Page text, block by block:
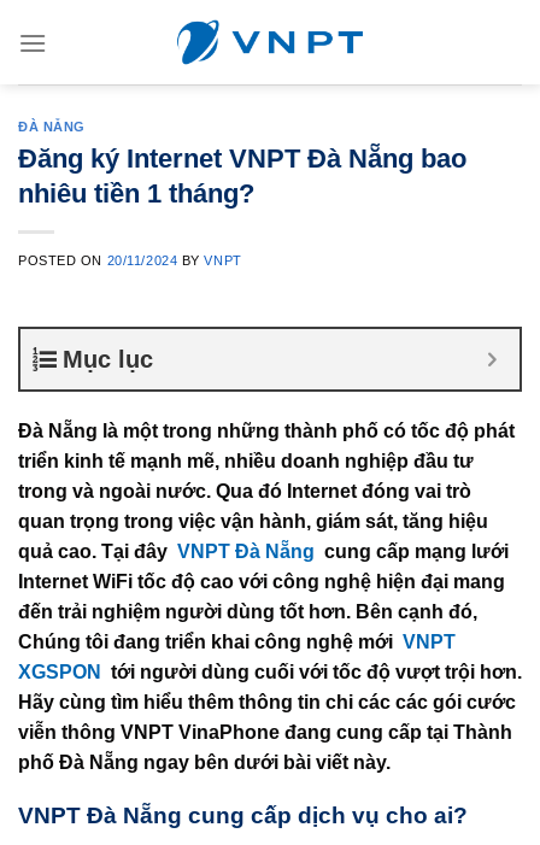
ĐÀ NẴNG
Đăng ký Internet VNPT Đà Nẵng bao
nhiêu tiền 1 tháng?
POSTED ON 20/11/2024 BYVNPT
Mục lục
Đà Nẵng là một trong những thành phố có tốc độ phát
triển kinh tế mạnh mẽ, nhiều doanh nghiệp đầu tư
trong và ngoài nước. Qua đó Internet đóng vai trò
quan trọng trong việc vận hành, giám sát, tăng hiệu
quả cao. Tại đây VNPT Đà Nẵng cung cấp mạng lưới
Internet WiFi tốc độ cao với công nghệ hiện đại mang
đến trải nghiệm người dùng tốt hơn. Bên cạnh đó,
Chúng tôi đang triển khai công nghệ mới VNPT
XGSPON
tới người dùng cuối với tốc độ vượt trội hơn.
Hãy cùng tìm hiểu thêm thông tin chi các các gói cước
viễn thông VNPT VinaPhone đang cung cấp tại Thành
phố Đà Nẵng ngay bên dưới bài viết này.
VNPT Đà Nẵng cung cấp dịch vụ cho ai?